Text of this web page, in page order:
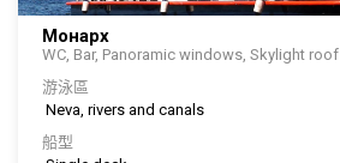
Монарх
WC, Bar, Panoramic windows, Skylight roof
游泳區
Neva, rivers and canals
船型